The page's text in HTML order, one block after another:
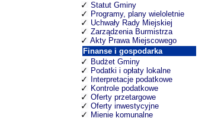
Statut Gminy
Programy, plany wieloletnie
Uchwały Rady Miejskiej
Zarządzenia Burmistrza
Akty Prawa Miejscowego
Finanse i gospodarka
Budżet Gminy
Podatki i opłaty lokalne
Interpretacje podatkowe
Kontrole podatkowe
Oferty przetargowe
Oferty inwestycyjne
Mienie komunalne